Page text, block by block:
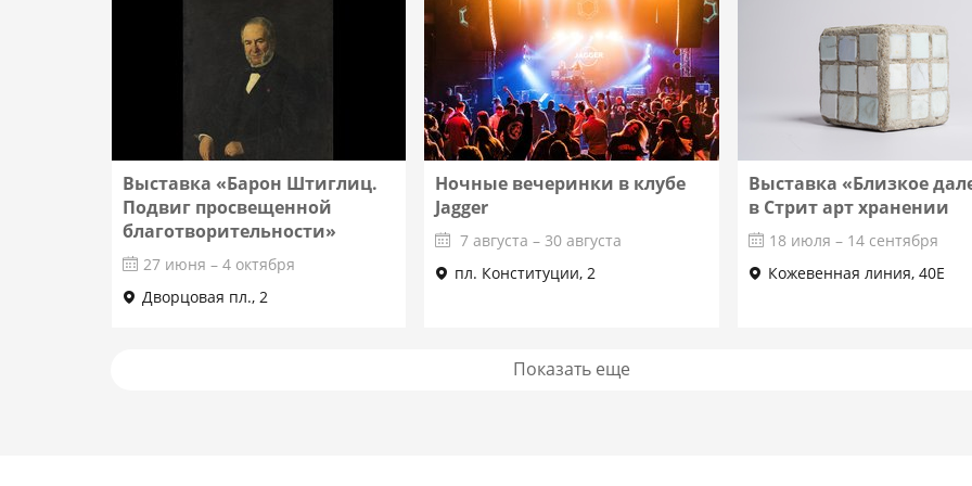
Подробнее
Выставка «Барон Штиглиц.
Подвиг просвещенной
благотворительности»
27 июня – 4 октября
Дворцовая пл., 2
Ночные вечеринки в клубе
Jagger
7 августа – 30 августа
пл. Конституции, 2
Подробнее
Выставка «Близкое
в Стрит арт хранении
18 июля – 14 сентября
Кожевенная линия, 40Е
Показать еще